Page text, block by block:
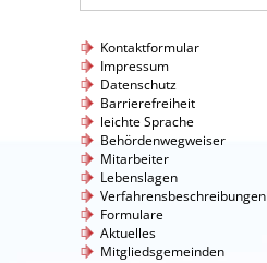
Kontaktformular
Impressum
Datenschutz
Barrierefreiheit
leichte Sprache
Behördenwegweiser
Mitarbeiter
Lebenslagen
Verfahrensbeschreibungen
Formulare
Aktuelles
Mitgliedsgemeinden